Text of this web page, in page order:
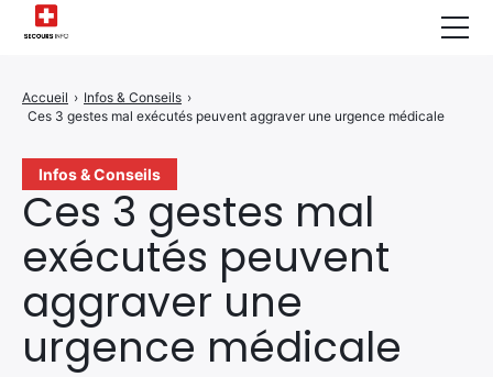
Infos & Conseils
Ces 3 gestes mal
exécutés peuvent
aggraver une
urgence médicale
Accueil › Infos & Conseils ›
Ces 3 gestes mal exécutés peuvent aggraver une urgence médicale
Infos & Conseils
Actualités des Secours
Santé & Bien-être
A propos de Nous
Contactez-nous
Politique de Confidentialité